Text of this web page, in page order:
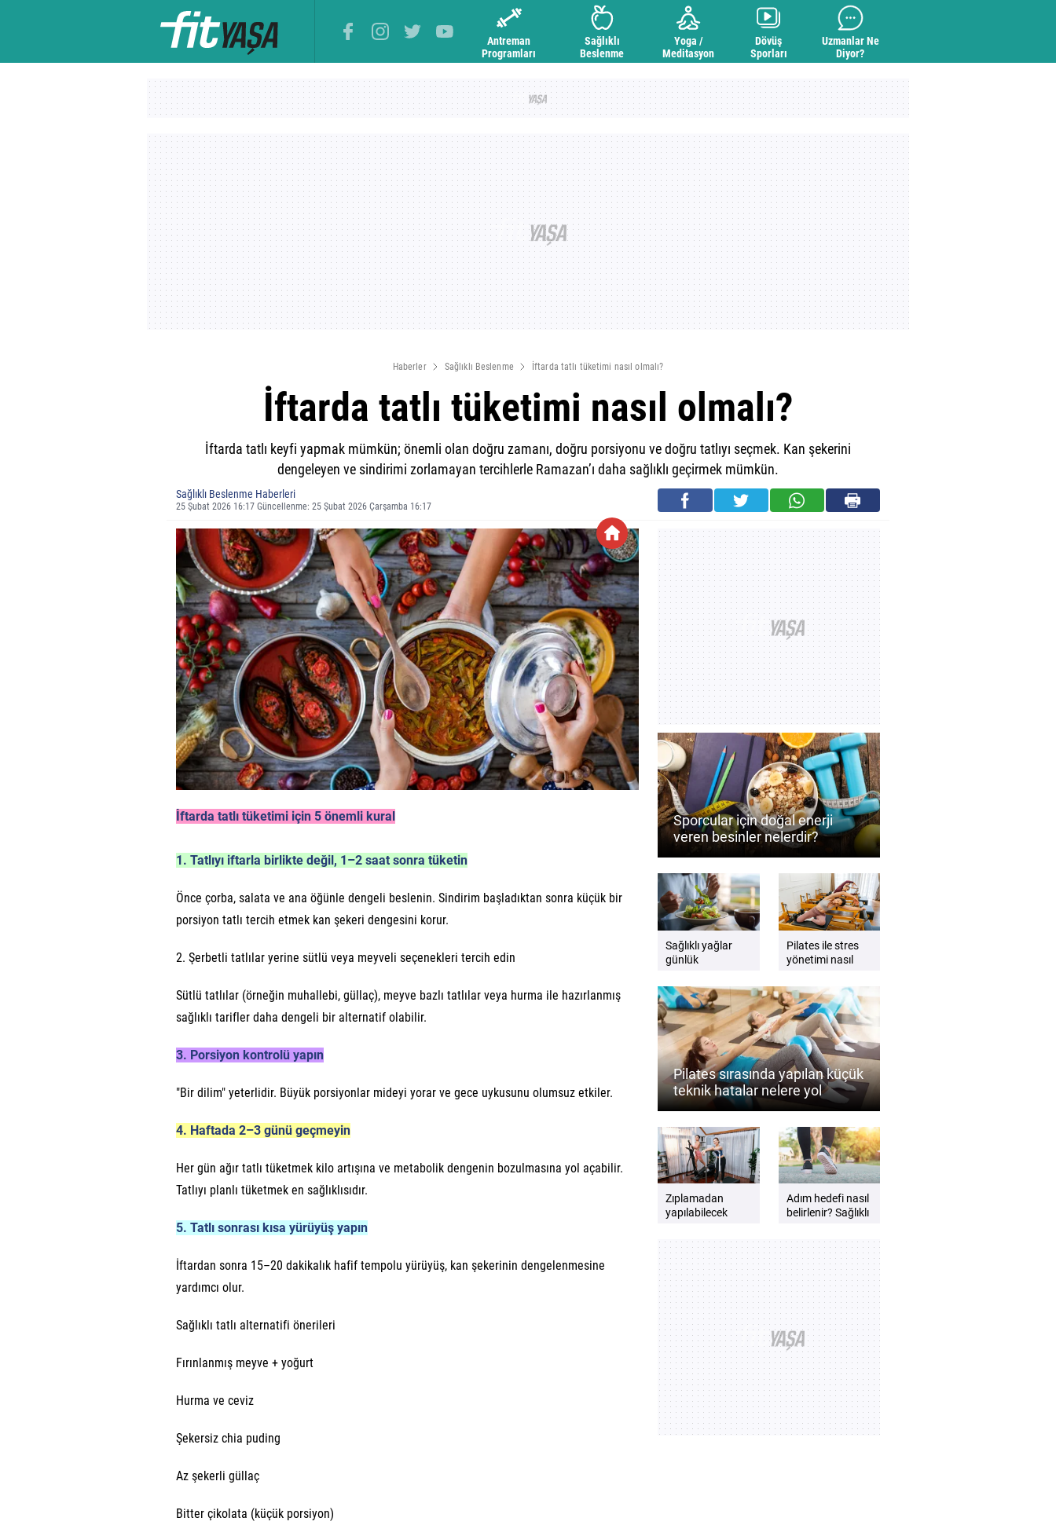
Antreman
Programları
Sağlıklı
Beslenme
Yoga /
Meditasyon
Dövüş
Sporları
Uzmanlar Ne
Diyor?
Haberler Sağlıklı Beslenme İftarda tatlı tüketimi nasıl olmalı?
İftarda tatlı tüketimi nasıl olmalı?
İftarda tatlı keyfi yapmak mümkün; önemli olan doğru zamanı, doğru porsiyonu ve doğru tatlıyı seçmek. Kan şekerini
dengeleyen ve sindirimi zorlamayan tercihlerle Ramazan’ı daha sağlıklı geçirmek mümkün.
Sağlıklı Beslenme Haberleri
25 Şubat 2026 16:17 Güncellenme: 25 Şubat 2026 Çarşamba 16:17
İftarda tatlı tüketimi için 5 önemli kural
1. Tatlıyı iftarla birlikte değil, 1–2 saat sonra tüketin
Önce çorba, salata ve ana öğünle dengeli beslenin. Sindirim başladıktan sonra küçük bir
porsiyon tatlı tercih etmek kan şekeri dengesini korur.
2. Şerbetli tatlılar yerine sütlü veya meyveli seçenekleri tercih edin
Sütlü tatlılar (örneğin muhallebi, güllaç), meyve bazlı tatlılar veya hurma ile hazırlanmış
sağlıklı tarifler daha dengeli bir alternatif olabilir.
3. Porsiyon kontrolü yapın
"Bir dilim" yeterlidir. Büyük porsiyonlar mideyi yorar ve gece uykusunu olumsuz etkiler.
4. Haftada 2–3 günü geçmeyin
Her gün ağır tatlı tüketmek kilo artışına ve metabolik dengenin bozulmasına yol açabilir.
Tatlıyı planlı tüketmek en sağlıklısıdır.
5. Tatlı sonrası kısa yürüyüş yapın
İftardan sonra 15–20 dakikalık hafif tempolu yürüyüş, kan şekerinin dengelenmesine
yardımcı olur.
Sağlıklı tatlı alternatifi önerileri
Fırınlanmış meyve + yoğurt
Hurma ve ceviz
Şekersiz chia puding
Az şekerli güllaç
Bitter çikolata (küçük porsiyon)
Sporcular için doğal enerji
veren besinler nelerdir?
Performansı destekleyen
besin önerileri
Sağlıklı yağlar
günlük
yer almalıdır?
Pilates ile stres
yönetimi nasıl
Zihin ve beden
dengesini
güçlendiren
öneriler
Pilates sırasında yapılan küçük
teknik hatalar nelere yol
açabilir?
Zıplamadan
yapılabilecek
hareketleri
nelerdir?
Adım hedefi nasıl
belirlenir? Sağlıklı
ipuçları